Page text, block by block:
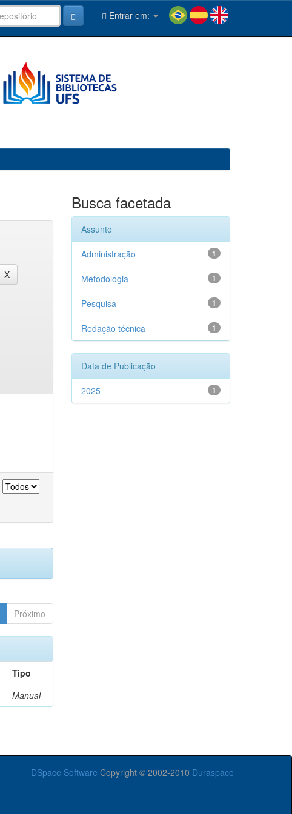
Entrar em:
Próximo
Tipo
Manual
Busca facetada
Assunto
1
Administração
1
Metodologia
1
Pesquisa
1
Redação técnica
Data de Publicação
1
2025
DSpace Software Copyright © 2002-2010 Duraspace